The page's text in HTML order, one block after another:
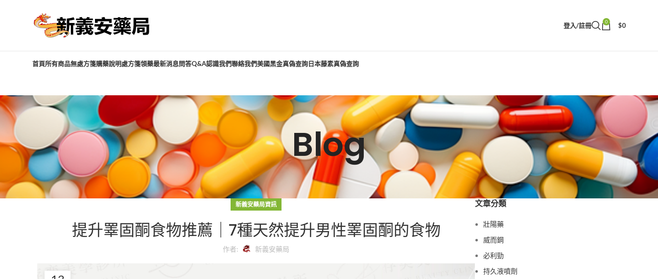
登入/註冊 0 $0
首頁所有商品無處方箋購藥說明處方箋領藥最新消息問答Q&A認識我們聯絡我們美國黑金真偽查詢日本藤素真偽查詢
Blog
新義安藥局資訊
提升睪固酮食物推薦｜7種天然提升男性睪固酮的食物
作者: 新義安藥局
文章分類
壯陽藥
威而鋼
必利勁
持久液噴劑